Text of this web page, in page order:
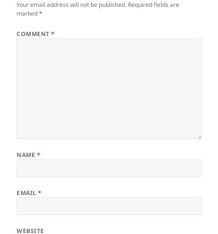
Your email address will not be published. Required fields are
marked*
COMMENT*
NAME *
EMAIL*
WEBSITE